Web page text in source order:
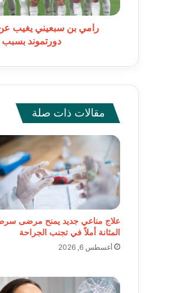
دورتموند
رامي بن سبعيني يغيب عن
دورتموند بسبب
مقالات ذات صلة
علاج مناعي جديد يمنح مرضى
المثانة أملاً في تجنب الجراحة
أغسطس 6, 2026